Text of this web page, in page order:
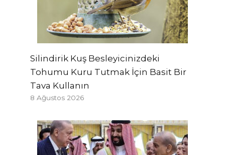
Silindirik Kuş Besleyicinizdeki
Tohumu Kuru Tutmak İçin Basit Bir
Tava Kullanın
8 Ağustos 2026